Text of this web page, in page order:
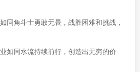
同角斗士勇敢无畏，战胜困难和挑战，
如同水流持续前行，创造出无穷的价